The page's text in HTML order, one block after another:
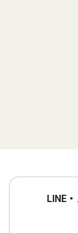
LINE